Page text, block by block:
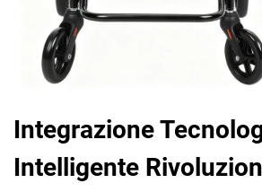
Integrazione
Intelligente